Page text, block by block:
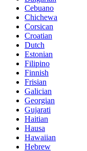
Cebuano
Chichewa
Corsican
Croatian
Dutch
Estonian
Filipino
Finnish
Frisian
Galician
Georgian
Gujarati
Haitian
Hausa
Hawaiian
Hebrew